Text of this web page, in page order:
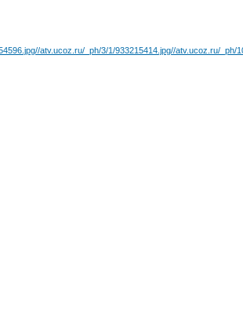
//atv.ucoz.ru/_ph/3/1/933215414.jpg//atv.ucoz.ru/_ph/